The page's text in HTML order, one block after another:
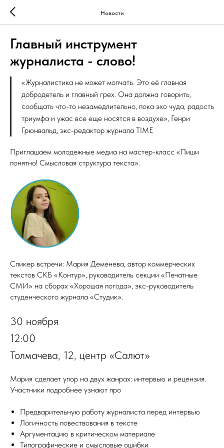
Новости
Главный инструмент
журналиста - слово!
«Журналистика не может молчать. Это её главная
добродетель и главный грех. Она должна говорить,
сообщать что-то незамедлительно, пока эхо чуда, радость
триумфа и ужас все еще носятся в воздухе», Генри
Грюнвальд, экс-редактор журнала TIME
Приглашаем молодежные медиа на мастер-класс «Пиши
понятно! Смысловая структура текста».
Спикер встречи: Мария Деменева, автор коммерческих
текстов СКБ «Контур», руководитель секции «Печатные
СМИ» на сборах «Хорошая погода», экс-руководитель
студенческого журнала «Студик».
30 ноября
12:00
Толмачева, 12, центр «Салют»
Мария сделает упор на двух жанрах: интервью и рецензия.
Участники подробнее узнают про
Предварительную работу журналиста перед интервью
Логичность повествования в тексте
Аргументацию в критическом материале
Типографические и смысловые ошибки